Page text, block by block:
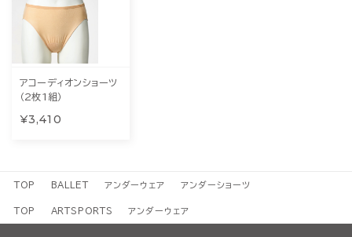
アコーディオンショーツ
（2枚1組）
¥3,410
TOP BALLET アンダーウェア アンダーショーツ
TOP ARTSPORTS アンダーウェア